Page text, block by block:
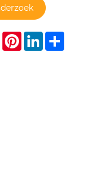
WhatsApp
Pinterest
LinkedIn
Share